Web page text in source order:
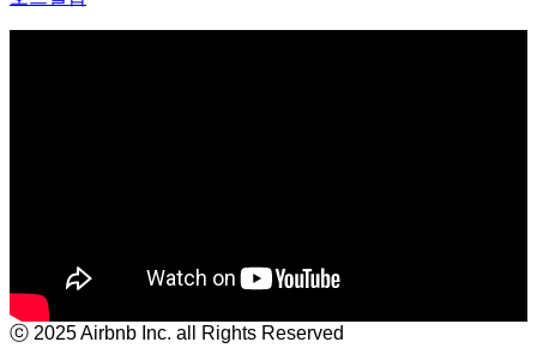
ⓒ 2025 Airbnb Inc. all Rights Reserved